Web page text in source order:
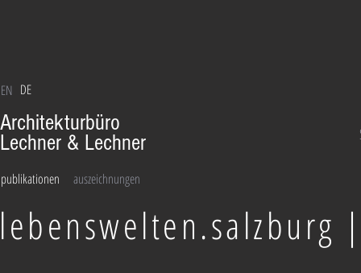
EN DE
Architekturbüro
Lechner & Lechner
publikationen auszeichnungen
lebenswelten.salzburg